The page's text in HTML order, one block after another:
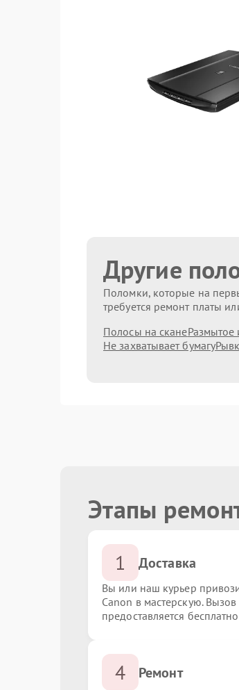
Другие
Поломки, которые на
требуется ремонт платы
Полосы на скане
Не захватывает бумагу
Этапы
1 Доставка
Вы или наш курьер
Canon в мастерскую. Вызов
предоставляется бесплатно
4 Ремонт